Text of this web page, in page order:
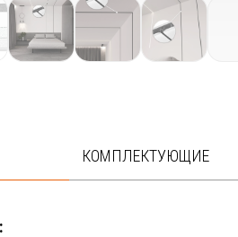
КОМПЛЕКТУЮЩИЕ